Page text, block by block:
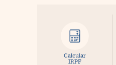
Calcular
IRPF